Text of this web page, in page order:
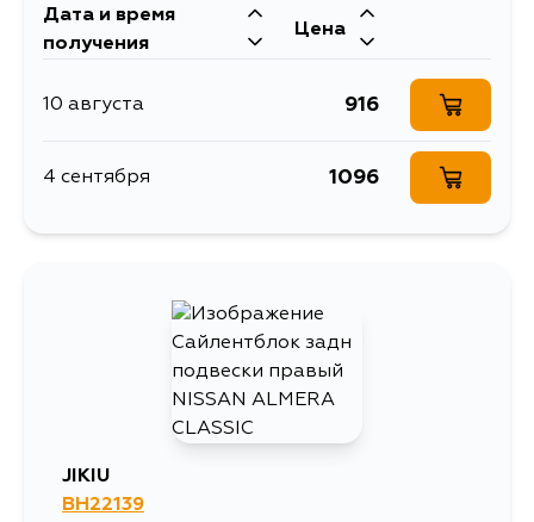
Дата и время
получения
Цена
10 августа 916
4 сентября 1096
JIKIU
BH22139